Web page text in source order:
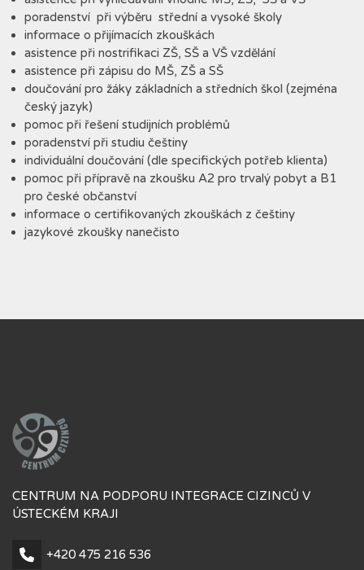
poradenství při výběru střední a vysoké školy
informace o přijímacích zkouškách
asistence při nostrifikaci ZŠ, SŠ a VŠ vzdělání
asistence při zápisu do MŠ, ZŠ a SŠ
doučování pro žáky základních a středních škol (zejména
český jazyk)
pomoc při řešení studijních problémů
poradenství při studiu češtiny
individuální doučování (dle specifických potřeb klienta)
pomoc při přípravě na zkoušku A2 pro trvalý pobyt a B1
pro české občanství
informace o certifikovaných zkouškách z češtiny
jazykové zkoušky nanečisto
CENTRUM NA PODPORU INTEGRACE CIZINCŮ V
ÚSTECKÉM KRAJI
+420 475 216 536